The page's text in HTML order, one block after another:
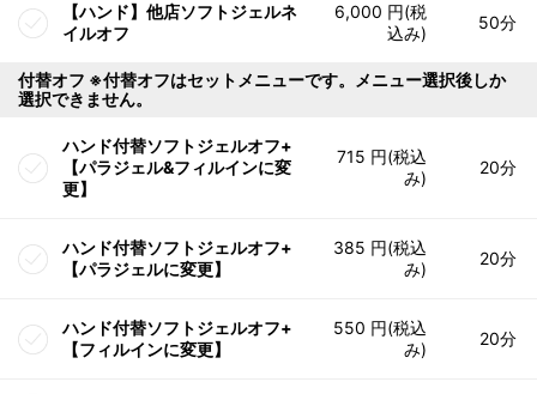
【ハンド】他店ソフトジェルネ
イルオフ
6,000 円(税
込み)
50分
付替オフ ※付替オフはセットメニューです。メニュー選択後しか
選択できません。
ハンド付替ソフトジェルオフ+
【パラジェル&フィルインに変
更】
715 円(税込
み)
20分
ハンド付替ソフトジェルオフ+
【パラジェルに変更】
385 円(税込
み)
20分
ハンド付替ソフトジェルオフ+
【フィルインに変更】
550 円(税込
み)
20分